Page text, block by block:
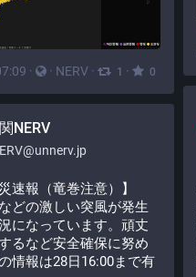
· · NERV · 1 · 0
NERV
速報（竜巻注意）】
どの激しい突風が発生
になっています。頑丈
るなど安全確保に努め
情報は28日16:00まで有